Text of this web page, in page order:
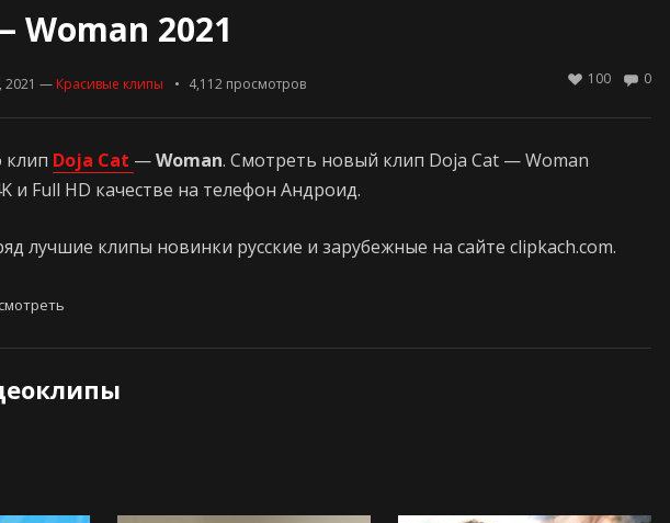
Woman 2021
— Красивые клипы 4,112 просмотров 0
100
клип Doja Cat —Woman. Смотреть новый клип Doja Cat — Woman
и Full HD качестве на телефон Андроид.
лучшие клипы новинки русские и зарубежные на сайте clipkach.com.